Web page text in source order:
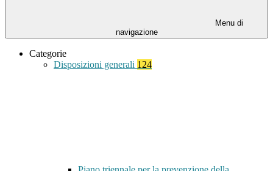
Menu di
navigazione
Categorie
Disposizioni generali 124